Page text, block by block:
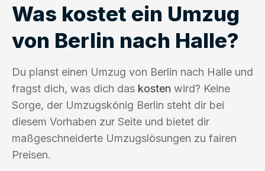
Was kostet ein Umzug
von Berlin nach Halle?
Du planst einen Umzug von Berlin nach Halle und
fragst dich, was dich das kosten wird? Keine
Sorge, der Umzugskönig Berlin steht dir bei
diesem Vorhaben zur Seite und bietet dir
maßgeschneiderte Umzugslösungen zu fairen
Preisen.